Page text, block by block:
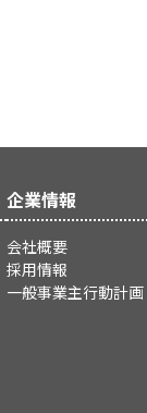
企業情報
会社概要
採用情報
一般事業主行動計画